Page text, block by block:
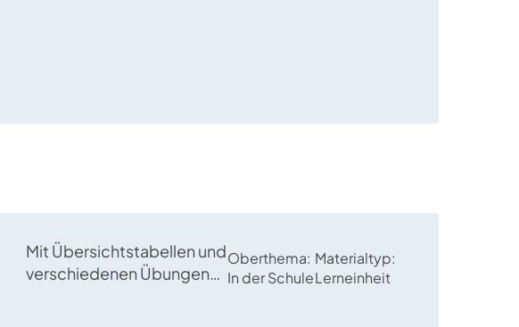
Mit Übersichtstabellen und
verschiedenen Übungen
Oberthema
In der Schule
Materialtyp
Lerneinheit